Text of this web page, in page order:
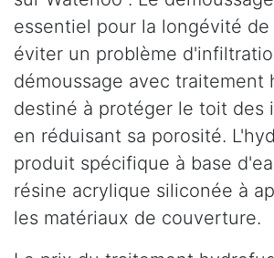
essentiel pour la longévité
éviter un problème
démoussage avec traitement
destiné à protéger le toit des
en réduisant sa porosité.
produit spécifique à base
résine acrylique siliconée à
les matériaux de couverture.